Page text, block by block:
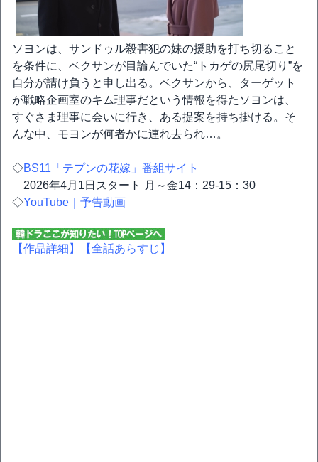
ソヨンは、サンドゥル殺害犯の妹の援助を打ち切ること
を条件に、ベクサンが目論んでいた“トカゲの尻尾切り”を
自分が請け負うと申し出る。ベクサンから、ターゲット
が戦略企画室のキム理事だという情報を得たソヨンは、
すぐさま理事に会いに行き、ある提案を持ち掛ける。そ
んな中、モヨンが何者かに連れ去られ…。
◇BS11「テプンの花嫁」番組サイト
2026年4月1日スタート 月～金14：29-15：30
◇YouTube｜予告動画
【作品詳細】 【全話あらすじ】